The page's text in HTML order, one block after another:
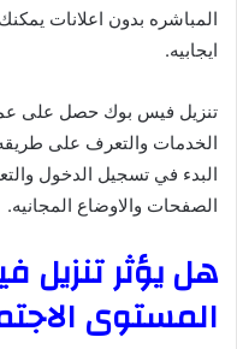
المباشره بدون اعلانات
ايجابيه.
تنزيل فيس بوك حصل على
الخدمات والتعرف على طريقه
البدء في تسجيل الدخول
الصفحات والاوضاع المجانيه.
المستوى